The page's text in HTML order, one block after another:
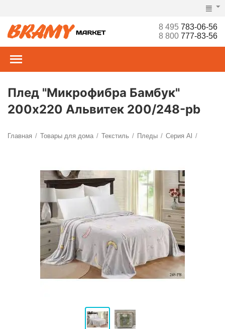
8 495783-06-56
8 800777-83-56
Плед "Микрофибра Бамбук"
200х220 Альвитек 200/248-pb
Главная / Товары для дома / Текстиль / Пледы / Серия Al /